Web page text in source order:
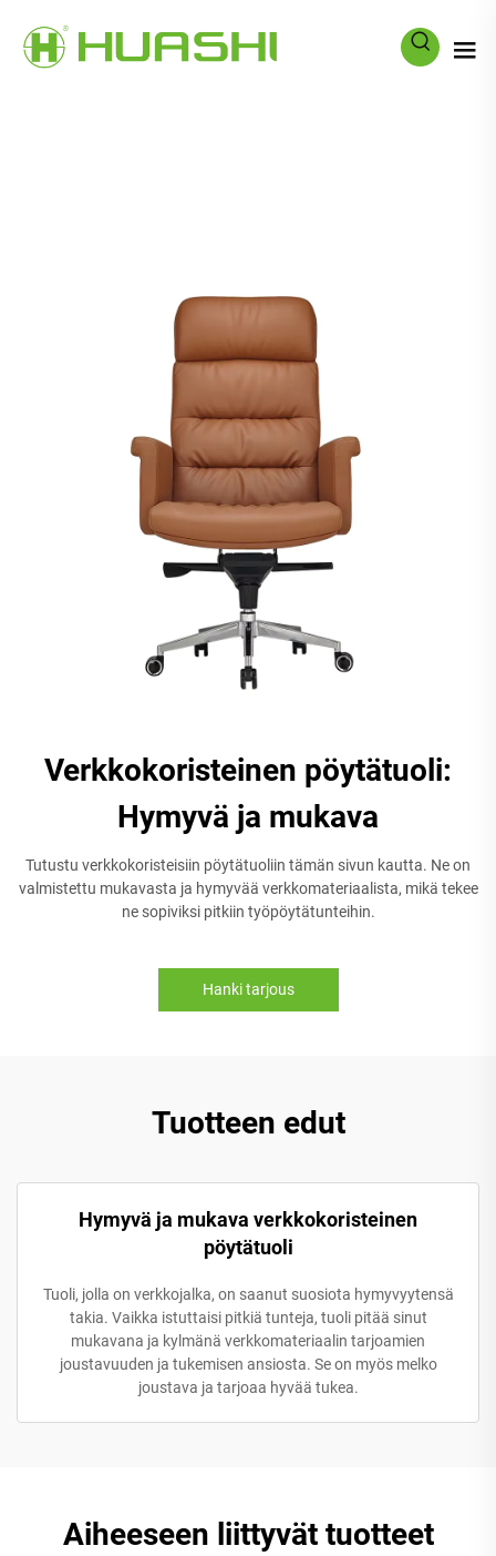
Verkkokoristeinen pöytätuoli:
Hymyvä ja mukava
Tutustu verkkokoristeisiin pöytätuoliin tämän sivun kautta. Ne on
valmistettu mukavasta ja hymyvää verkkomateriaalista, mikä tekee
ne sopiviksi pitkiin työpöytätunteihin.
Hanki tarjous
Tuotteen edut
Hymyvä ja mukava verkkokoristeinen
pöytätuoli
Tuoli, jolla on verkkojalka, on saanut suosiota hymyvyytensä
takia. Vaikka istuttaisi pitkiä tunteja, tuoli pitää sinut
mukavana ja kylmänä verkkomateriaalin tarjoamien
joustavuuden ja tukemisen ansiosta. Se on myös melko
joustava ja tarjoaa hyvää tukea.
Aiheeseen liittyvät tuotteet